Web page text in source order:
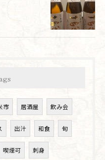
市 居酒屋 飲み会
出汁 和食 旬
喫煙可 刺身